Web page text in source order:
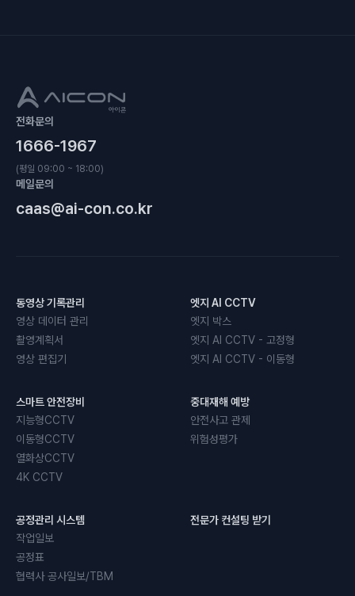
전화문의
1666-1967
(평일 09:00 ~ 18:00)
메일문의
caas@ai-con.co.kr
동영상 기록관리
영상 데이터 관리
촬영계획서
영상 편집기
엣지 AI CCTV
엣지 박스
엣지 AI CCTV - 고정형
엣지 AI CCTV - 이동형
스마트 안전장비
지능형CCTV
이동형CCTV
열화상CCTV
4K CCTV
중대재해 예방
안전사고 관제
위험성평가
공정관리 시스템
작업일보
공정표
협력사 공사일보/TBM
전문가 컨설팅 받기